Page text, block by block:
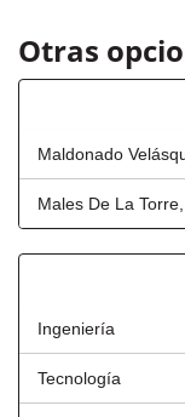
Otras
Maldonado
Males De La
Ingeniería
Tecnología